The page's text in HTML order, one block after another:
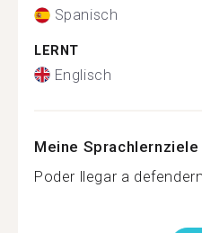
Spanisch
LERNT
Englisch
Meine Sprachlernziele
Poder llegar a